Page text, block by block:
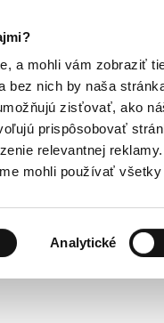
a mohli vám zobraziť
nich by naša
zisťovať, ako
prispôsobovať
relevantnej
mohli používať
Analytické